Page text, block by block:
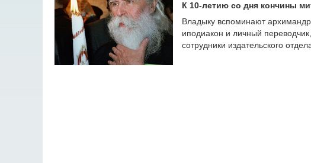
К 10-летию со дня кончины
Владыку вспоминают
иподиакон и личный
сотрудники издательского